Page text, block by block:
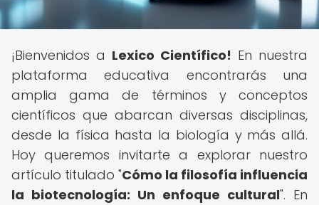
¡Bienvenidos a Lexico Científico! En nuestra
plataforma educativa encontrarás una
amplia gama de términos y conceptos
científicos que abarcan diversas disciplinas,
desde la física hasta la biología y más allá.
Hoy queremos invitarte a explorar nuestro
artículo titulado "Cómo la filosofía influencia
la biotecnología: Un enfoque cultural". En